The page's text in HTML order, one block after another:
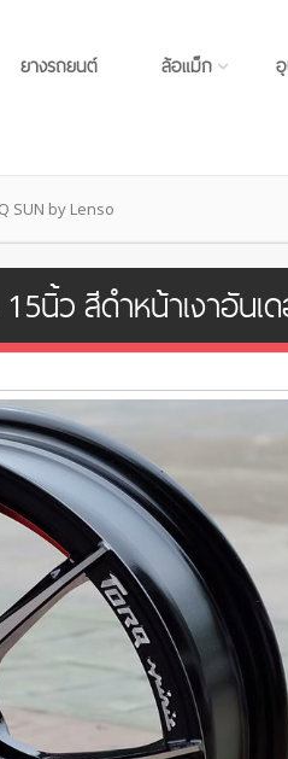
ยางรถยนต์ ล้อแม็ก
SUN by Lenso
นิ้ว สีดำหน้าเงาอันเ